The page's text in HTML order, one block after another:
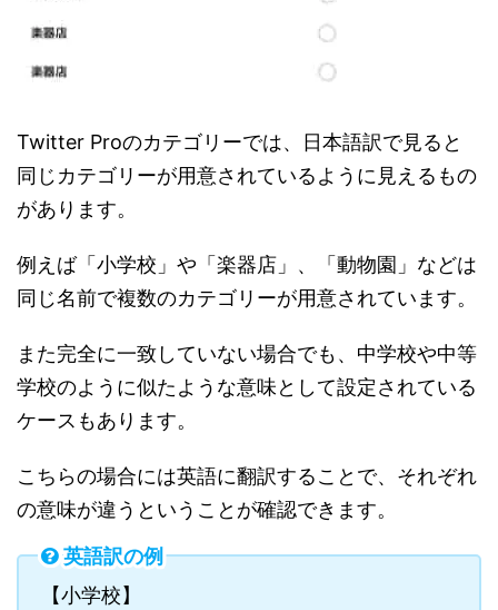
Twitter Proのカテゴリーでは、日本語訳で見ると
同じカテゴリーが用意されているように見えるもの
があります。
例えば「小学校」や「楽器店」、「動物園」などは
同じ名前で複数のカテゴリーが用意されています。
また完全に一致していない場合でも、中学校や中等
学校のように似たような意味として設定されている
ケースもあります。
こちらの場合には英語に翻訳することで、それぞれ
の意味が違うということが確認できます。
英語訳の例
【小学校】